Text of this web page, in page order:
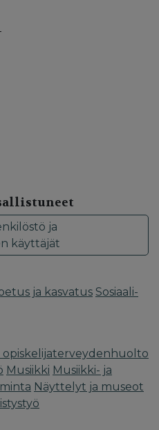
ja
käyttäjät
ja kasvatus Sosiaali-
opiskelijaterveydenhuolto
Musiikki Musiikki- ja
Näyttelyt ja museot